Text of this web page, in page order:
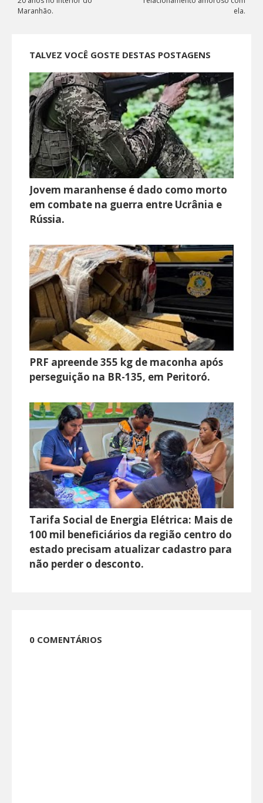
ela.
Maranhão.
TALVEZ VOCÊ GOSTE DESTAS POSTAGENS
Jovem maranhense é dado como morto
em combate na guerra entre Ucrânia e
Rússia.
PRF apreende 355 kg de maconha após
perseguição na BR-135, em Peritoró.
Tarifa Social de Energia Elétrica: Mais de
100 mil beneficiários da região centro do
estado precisam atualizar cadastro para
não perder o desconto.
0 COMENTÁRIOS